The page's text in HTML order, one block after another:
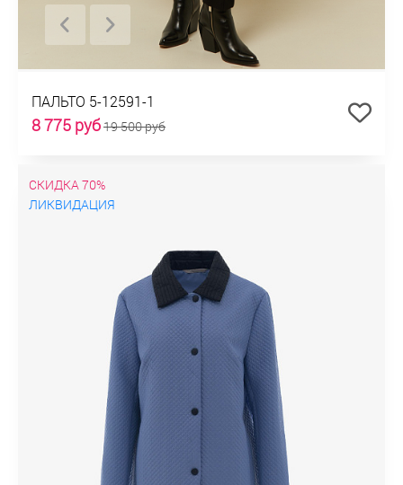
ПАЛЬТО 5-12591-1
8 775 руб19 500 руб
СКИДКА 70%
ЛИКВИДАЦИЯ